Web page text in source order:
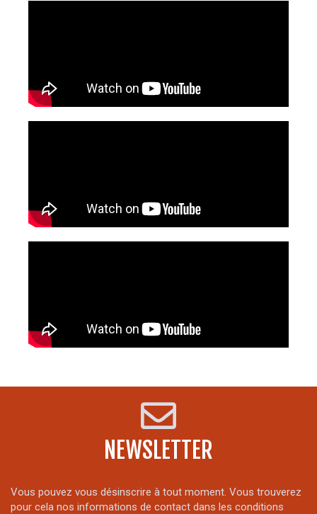
NEWSLETTER
Vous pouvez vous désinscrire à tout moment. Vous trouverez
pour cela nos informations de contact dans les conditions